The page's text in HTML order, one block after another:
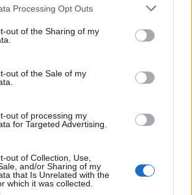
this website/app uses one or more Google
visit or usage behaviour. You may click to
to Google and its third-party tags to
below specified purposes in below Google
Processing Opt Outs
out of the Sharing of my
out of the Sale of my
out of processing my
for Targeted Advertising.
out of Collection, Use,
and/or Sharing of my
that Is Unrelated with the
which it was collected.
Szabolcs, Kerényi Miklós Máté,
Kocsis Dénes, Kossuth Gergő,
Moravszki Enikő, Pásztor
Dávid, Réder Nóra, Simon
Anna, Vágó Bernadett, Vágó
Dalma, Zádori Szilárd,
Lili.
(zeneszerző) – Nem a
Tavaszébredés az első
Grammyre is jelölt énekes-